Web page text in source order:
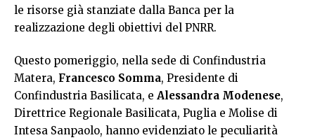
le risorse già stanziate dalla Banca per la
realizzazione degli obiettivi del PNRR.
Questo pomeriggio, nella sede di Confindustria
Matera, Francesco Somma, Presidente di
Confindustria Basilicata, e Alessandra Modenese,
Direttrice Regionale Basilicata, Puglia e Molise di
Intesa Sanpaolo, hanno evidenziato le peculiarità